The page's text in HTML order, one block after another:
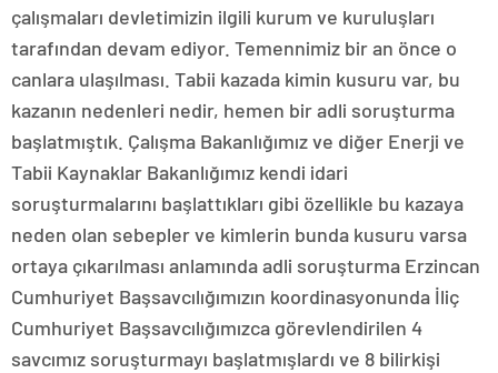
çalışmaları devletimizin ilgili kurum ve kuruluşları
tarafından devam ediyor. Temennimiz bir an önce o
canlara ulaşılması. Tabii kazada kimin kusuru var, bu
kazanın nedenleri nedir, hemen bir adli soruşturma
başlatmıştık. Çalışma Bakanlığımız ve diğer Enerji ve
Tabii Kaynaklar Bakanlığımız kendi idari
soruşturmalarını başlattıkları gibi özellikle bu kazaya
neden olan sebepler ve kimlerin bunda kusuru varsa
ortaya çıkarılması anlamında adli soruşturma Erzincan
Cumhuriyet Başsavcılığımızın koordinasyonunda İliç
Cumhuriyet Başsavcılığımızca görevlendirilen 4
savcımız soruşturmayı başlatmışlardı ve 8 bilirkişi